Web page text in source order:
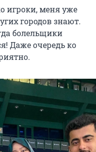
игроки, меня уже
городов знают.
болельщики
Даже очередь ко